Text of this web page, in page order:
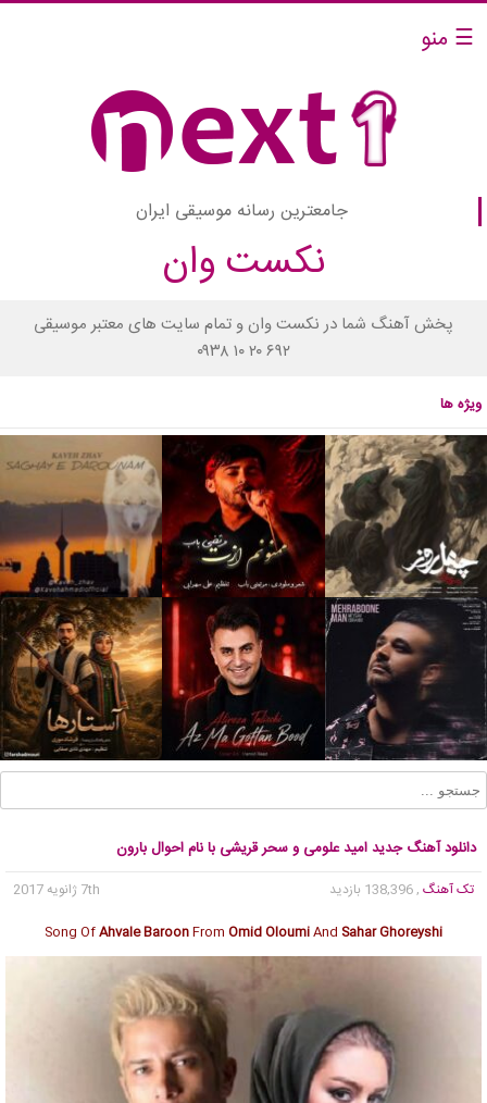
☰ منو
جامعترین رسانه موسیقی ایران
نکست وان
پخش آهنگ شما در نکست وان و تمام سایت های معتبر موسیقی
۰۹۳۸ ۱۰ ۲۰ ۶۹۲
ویژه ها
دانلود آهنگ جدید امید علومی و سحر قریشی با نام احوال بارون
تک آهنگ , 138,396 بازدید
7th ژانویه 2017
Song OfAhvale BaroonFrom Omid OloumiAnd Sahar Ghoreyshi